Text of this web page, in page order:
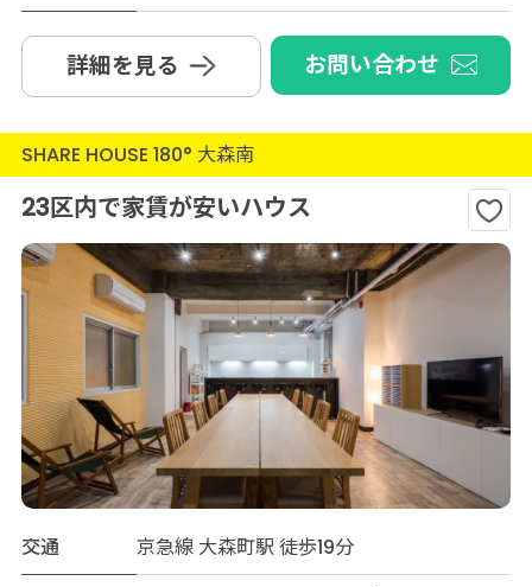
詳細を見る お問い合わせ
SHARE HOUSE 180° 大森南
23区内で家賃が安いハウス
交通
京急線 大森町駅 徒歩19分